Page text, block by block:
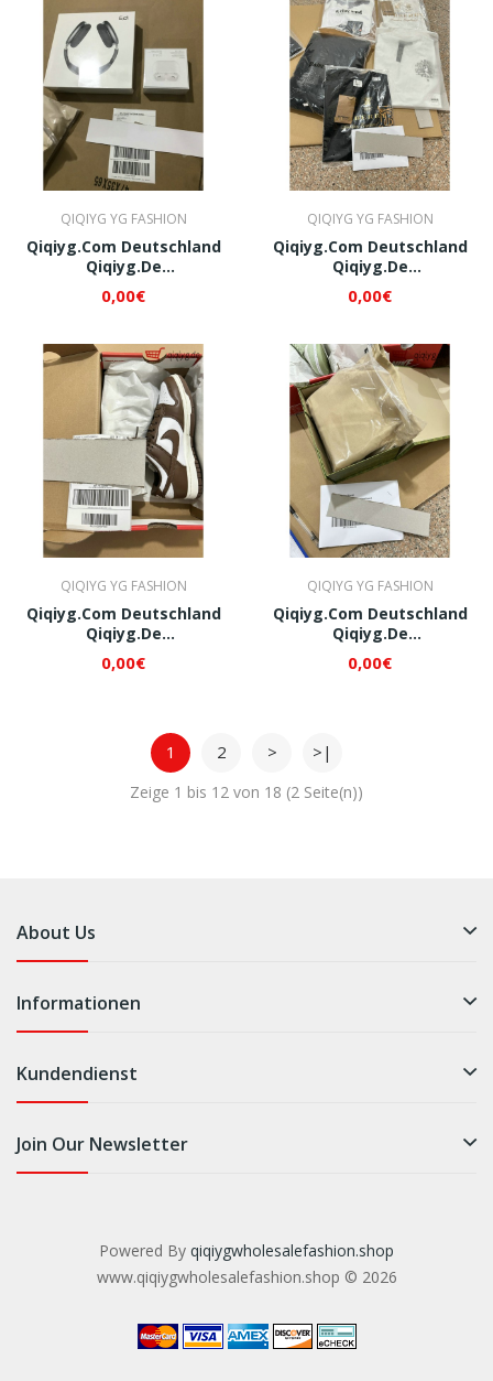
QIQIYG YG FASHION
Qiqiyg.com Deutschland
Qiqiyg.de
Whatsapp+8618120605182
QI429
0,00€
QIQIYG YG FASHION
Qiqiyg.com Deutschland
Qiqiyg.de
Whatsapp+8618120605182
QI473
0,00€
QIQIYG YG FASHION
Qiqiyg.com Deutschland
Qiqiyg.de
Whatsapp+8618120605182
QI517
0,00€
QIQIYG YG FASHION
Qiqiyg.com Deutschland
Qiqiyg.de
Whatsapp+8618120605182
QI561
0,00€
1 2 > >|
Zeige 1 bis 12 von 18 (2 Seite(n))
About Us
Informationen
Kundendienst
Join Our Newsletter
Powered By qiqiygwholesalefashion.shop
www.qiqiygwholesalefashion.shop © 2026